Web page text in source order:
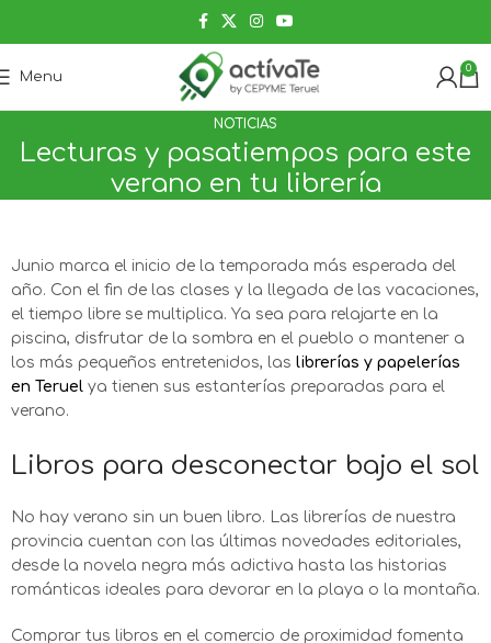
Menu
0
NOTICIAS
Lecturas y pasatiempos para este
verano en tu librería
Junio marca el inicio de la temporada más esperada del
año. Con el fin de las clases y la llegada de las vacaciones,
el tiempo libre se multiplica. Ya sea para relajarte en la
piscina, disfrutar de la sombra en el pueblo o mantener a
los más pequeños entretenidos, las librerías y papelerías
en Teruel ya tienen sus estanterías preparadas para el
verano.
Libros para desconectar bajo el sol
No hay verano sin un buen libro. Las librerías de nuestra
provincia cuentan con las últimas novedades editoriales,
desde la novela negra más adictiva hasta las historias
románticas ideales para devorar en la playa o la montaña.
Comprar tus libros en el comercio de proximidad fomenta